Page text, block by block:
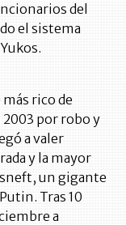
del
el sistema
rico de
2003 por robo y
a valer
y la mayor
un gigante
Tras 10
a